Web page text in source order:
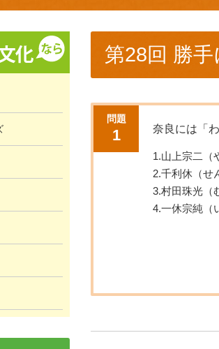
第28回 勝
問題
1 奈良には「
1.山上宗二（
2.千利休（せ
3.村田珠光（
4.一休宗純（